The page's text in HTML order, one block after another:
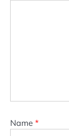
Name *